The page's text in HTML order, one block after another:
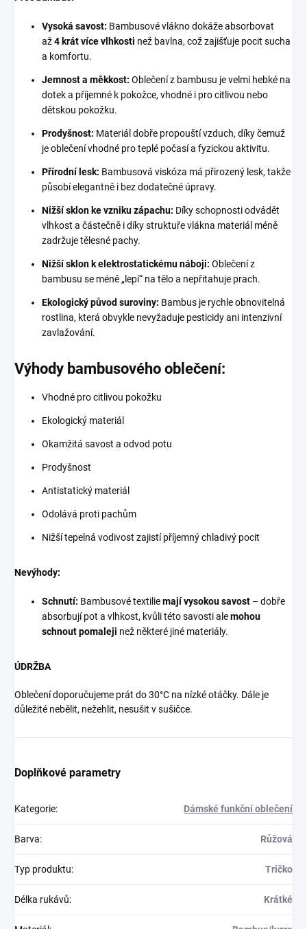
Vysoká savost: Bambusové vlákno dokáže absorbovat
až4 krát více vlhkosti než bavlna, což zajišťuje pocit sucha
a komfortu.
Jemnost a měkkost: Oblečení z bambusu je velmi hebké na
dotek a příjemné k pokožce, vhodné i pro citlivou nebo
dětskou pokožku.
Prodyšnost: Materiál dobře propouští vzduch, díky čemuž
je oblečení vhodné pro teplé počasí a fyzickou aktivitu.
Přírodní lesk: Bambusová viskóza má přirozený lesk, takže
působí elegantně i bez dodatečné úpravy.
Nižší sklon ke vzniku zápachu: Díky schopnosti odvádět
vlhkost a částečně i díky struktuře vlákna materiál méně
zadržuje tělesné pachy.
Nižší sklon k elektrostatickému náboji: Oblečení z
bambusu se méně „lepí“ na tělo a nepřitahuje prach.
Ekologický původ suroviny: Bambus je rychle obnovitelná
rostlina, která obvykle nevyžaduje pesticidy ani intenzivní
zavlažování.
Výhody bambusového oblečení:
Vhodné pro citlivou pokožku
Ekologický materiál
Okamžitá savost a odvod potu
Prodyšnost
Antistatický materiál
Odolává proti pachům
Nižší tepelná vodivost zajistí příjemný chladivý pocit
Nevýhody:
Schnutí: Bambusové textiliemají vysokou savost – dobře
absorbují pot a vlhkost, kvůli této savosti alemohou
schnout pomaleji než některé jiné materiály.
ÚDRŽBA
Oblečení doporučujeme prát do 30°C na nízké otáčky. Dále je
důležité nebělit, nežehlit, nesušit v sušičce.
Doplňkové parametry
Kategorie: Dámské funkční oblečení
Barva: Růžová
Typ produktu: Tričko
Délka rukávů: Krátké